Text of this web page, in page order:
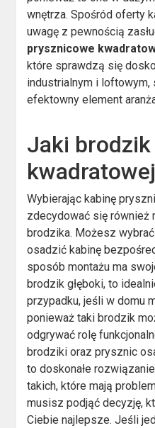
wnętrza. Spośród oferty
uwagę z pewnością
prysznicowe
które sprawdzą się
industrialnym i
efektowny element
Jaki
Wybierając kabinę
zdecydować się również
brodzika. Możesz
osadzić kabinę
sposób montażu ma
brodzik głęboki, to
przypadku, jeśli w domu
ponieważ taki brodzik
odgrywać rolę
brodziki oraz prysznic
to doskonałe
takich, które mają
musisz podjąć decyzję,
Ciebie najlepsze. Jeśli